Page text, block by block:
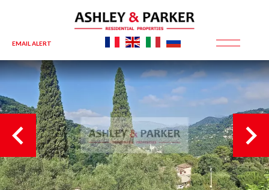
EMAIL ALERT